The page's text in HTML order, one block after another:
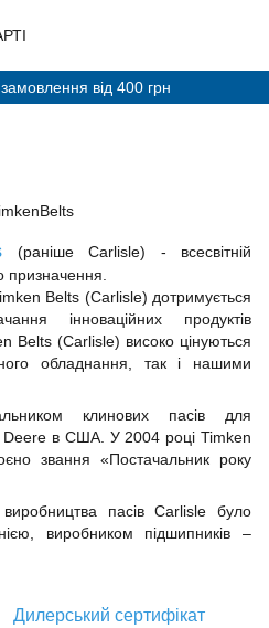
від 400 грн
(раніше Carlisle) - всесвітній
призначення.
Belts (Carlisle) дотримується
інноваційних продуктів
Belts (Carlisle) високо цінуються
обладнання, так і нашими
клинових пасів для
Deere в США. У 2004 році Timken
звання «Постачальник року
пасів Carlisle було
виробником підшипників –
Дилерський сертифікат